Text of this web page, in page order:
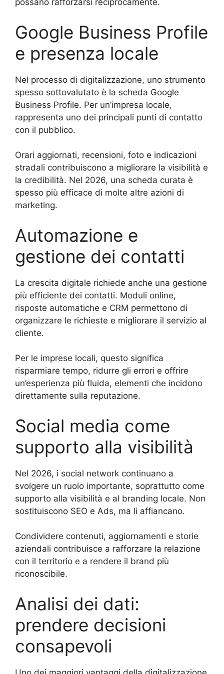
possano rafforzarsi reciprocamente.
Google Business Profile
e presenza locale
Nel processo di digitalizzazione, uno strumento
spesso sottovalutato è la scheda Google
Business Profile. Per un’impresa locale,
rappresenta uno dei principali punti di contatto
con il pubblico.
Orari aggiornati, recensioni, foto e indicazioni
stradali contribuiscono a migliorare la visibilità e
la credibilità. Nel 2026, una scheda curata è
spesso più efficace di molte altre azioni di
marketing.
Automazione e
gestione dei contatti
La crescita digitale richiede anche una gestione
più efficiente dei contatti. Moduli online,
risposte automatiche e CRM permettono di
organizzare le richieste e migliorare il servizio al
cliente.
Per le imprese locali, questo significa
risparmiare tempo, ridurre gli errori e offrire
un’esperienza più fluida, elementi che incidono
direttamente sulla reputazione.
Social media come
supporto alla visibilità
Nel 2026, i social network continuano a
svolgere un ruolo importante, soprattutto come
supporto alla visibilità e al branding locale. Non
sostituiscono SEO e Ads, ma li affiancano.
Condividere contenuti, aggiornamenti e storie
aziendali contribuisce a rafforzare la relazione
con il territorio e a rendere il brand più
riconoscibile.
Analisi dei dati:
prendere decisioni
consapevoli